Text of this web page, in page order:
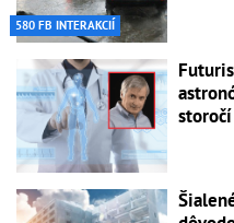
580 FB INTERAKCIÍ